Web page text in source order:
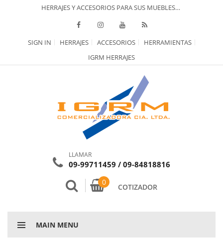
HERRAJES Y ACCESORIOS PARA SUS MUEBLES…
SIGN IN HERRAJES ACCESORIOS
HERRAMIENTAS
IGRM HERRAJES
LLAMAR
09-99711459 / 09-84818816
0
COTIZADOR
MAIN MENU